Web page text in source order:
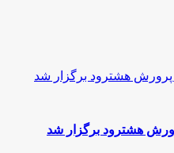
هشترود برگزار شد